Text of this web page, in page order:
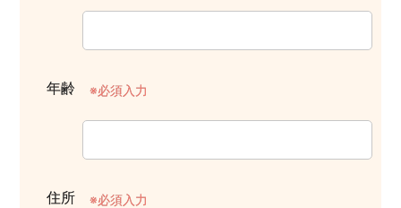
年齢 ※必須入力
住所 ※必須入力